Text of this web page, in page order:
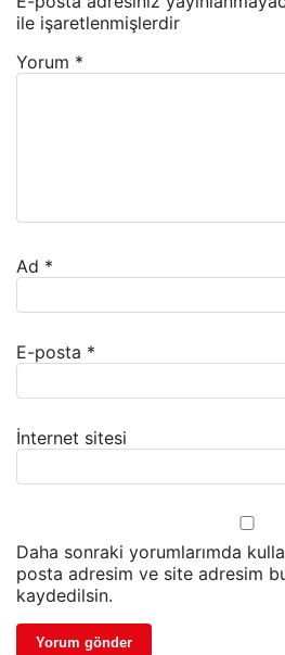
ile işaretlenmişlerdir
Yorum *
Ad *
E-posta *
İnternet sitesi
Daha sonraki yorumlarımda
posta adresim ve site adresim
kaydedilsin.